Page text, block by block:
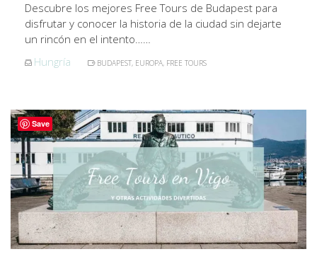
Descubre los mejores Free Tours de Budapest para
disfrutar y conocer la historia de la ciudad sin dejarte
un rincón en el intento……
Hungría
BUDAPEST, EUROPA, FREE TOURS
Save